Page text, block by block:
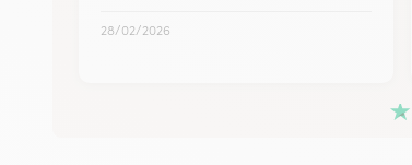
28/02/2026